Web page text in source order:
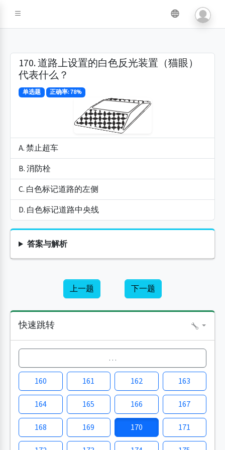
170. 道路上设置的白色反光装置（猫眼）
代表什么？
单选题 正确率: 78%
A. 禁止超车
B. 消防栓
C. 白色标记道路的左侧
D. 白色标记道路中央线
答案与解析
上一题 下一题
快速跳转
…
160 161 162 163
164 165 166 167
168 169 170 171